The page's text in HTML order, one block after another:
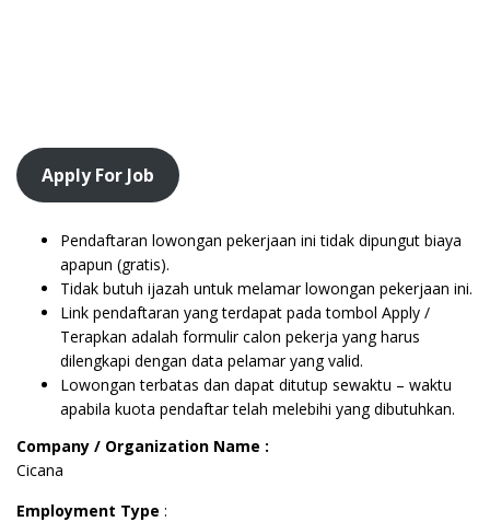
Apply For Job
Pendaftaran lowongan pekerjaan ini tidak dipungut biaya
apapun (gratis).
Tidak butuh ijazah untuk melamar lowongan pekerjaan ini.
Link pendaftaran yang terdapat pada tombol Apply /
Terapkan adalah formulir calon pekerja yang harus
dilengkapi dengan data pelamar yang valid.
Lowongan terbatas dan dapat ditutup sewaktu – waktu
apabila kuota pendaftar telah melebihi yang dibutuhkan.
Company / Organization Name :
Cicana
Employment Type :